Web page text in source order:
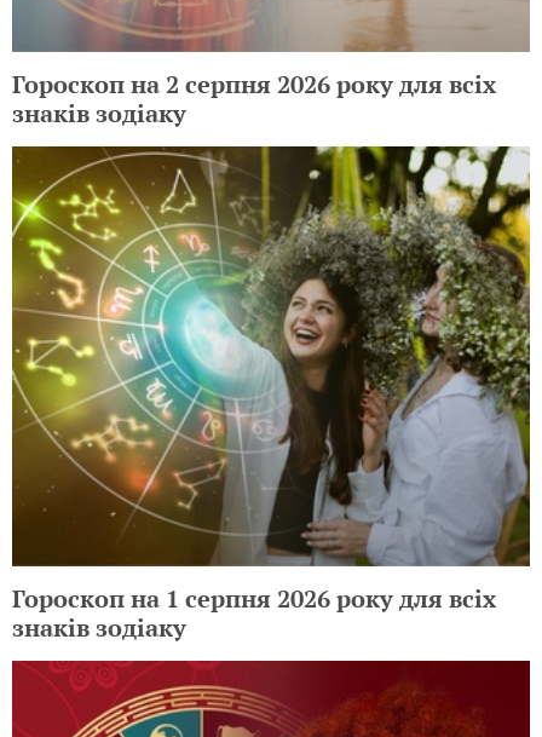
Гороскоп на 2 серпня 2026 року для всіх
знаків зодіаку
Гороскоп на 1 серпня 2026 року для всіх
знаків зодіаку